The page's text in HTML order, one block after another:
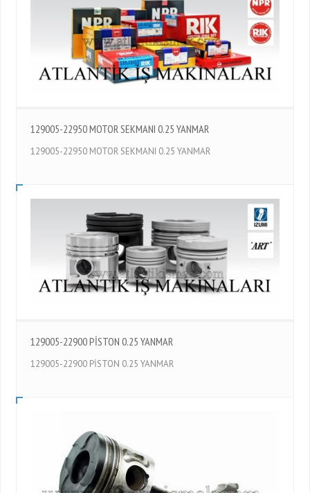
129005-22950 MOTOR SEKMANI 0.25 YANMAR
129005-22950 MOTOR SEKMANI 0.25 YANMAR
129005-22900 PİSTON 0.25 YANMAR
129005-22900 PİSTON 0.25 YANMAR